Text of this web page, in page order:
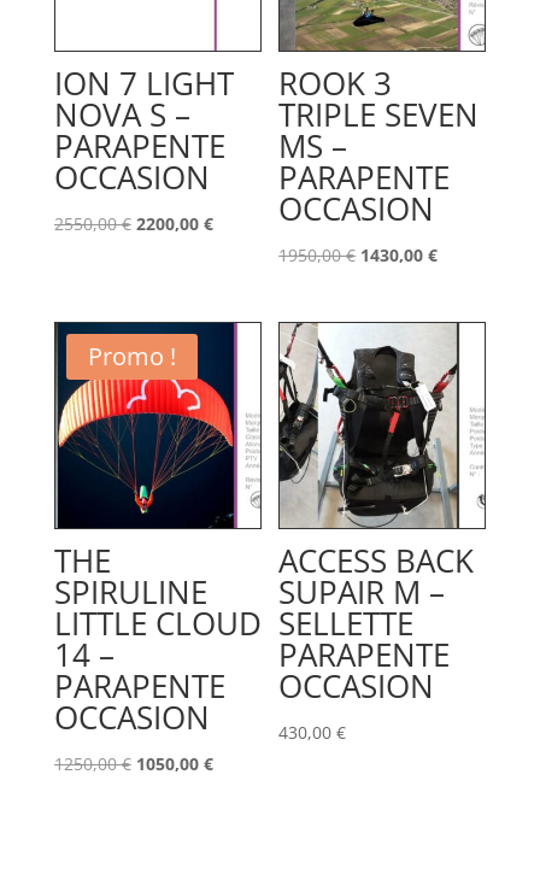
ION 7 LIGHT
NOVA S –
PARAPENTE
OCCASION
2550,00€ Le
était :
2550,00 €.
2200,00 €Le
est :
2200,00 €.
ROOK 3
TRIPLE SEVEN
MS –
PARAPENTE
OCCASION
1950,00€ Le
initial
était :
1950,00 €.
1430,00€Le
actuel
1430,00 €.
Promo !
THE
SPIRULINE
LITTLE CLOUD
14 –
PARAPENTE
OCCASION
1250,00€ Le
1050,00 €Le
ACCESS BACK
SUPAIR M –
SELLETTE
PARAPENTE
OCCASION
430,00€